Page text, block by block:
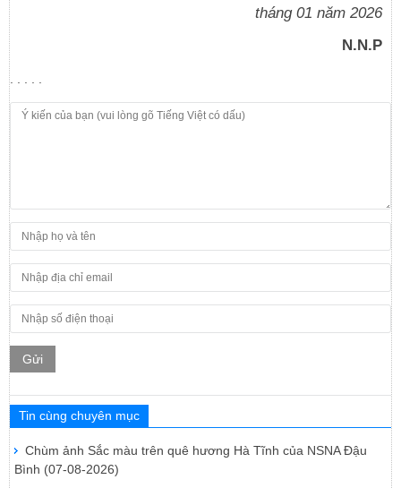
tháng 01 năm 2026
N.N.P
. . . . .
Gửi
Tin cùng chuyên mục
Chùm ảnh Sắc màu trên quê hương Hà Tĩnh của NSNA Đậu
Bình (07-08-2026)